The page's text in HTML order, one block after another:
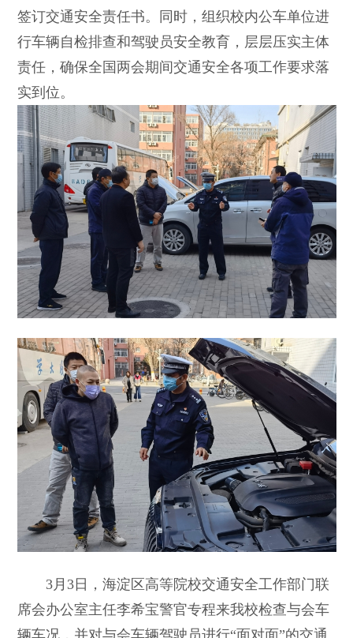
签订交通安全责任书。同时，组织校内公车单位进
行车辆自检排查和驾驶员安全教育，层层压实主体
责任，确保全国两会期间交通安全各项工作要求落
实到位。
3月3日，海淀区高等院校交通安全工作部门联
席会办公室主任李希宝警官专程来我校检查与会车